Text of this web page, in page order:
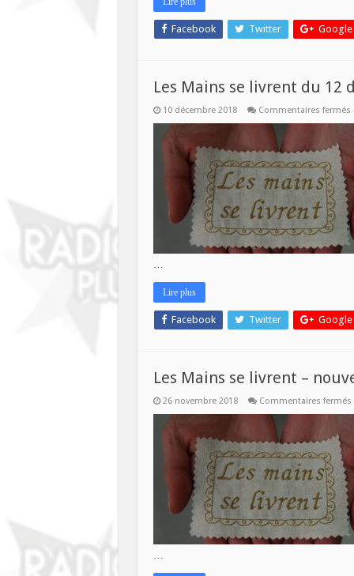
Facebook Twitter Google
Les Mains se livrent du 12
10 décembre 2018 Commentaires fermés
Lire plus
Facebook Twitter Google
Les Mains se livrent –
26 novembre 2018 Commentaires fermés
28